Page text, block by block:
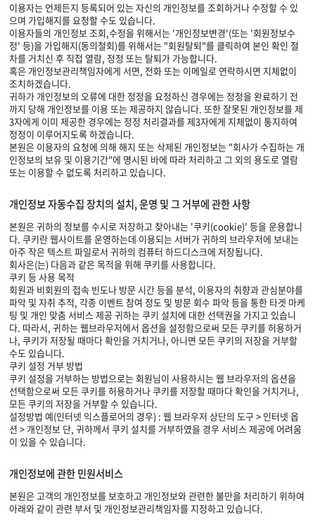
이용자는 언제든지 등록되어 있는 자신의 개인정보를 조회하거나 수정할 수 있
으며 가입해지를 요청할 수도 있습니다.
이용자들의 개인정보 조회,수정을 위해서는 '개인정보변경'(또는 '회원정보수
정' 등)을 가입해지(동의철회)를 위해서는 "회원탈퇴"를 클릭하여 본인 확인 절
차를 거치신 후 직접 열람, 정정 또는 탈퇴가 가능합니다.
혹은 개인정보관리책임자에게 서면, 전화 또는 이메일로 연락하시면 지체없이
조치하겠습니다.
귀하가 개인정보의 오류에 대한 정정을 요청하신 경우에는 정정을 완료하기 전
까지 당해 개인정보를 이용 또는 제공하지 않습니다. 또한 잘못된 개인정보를 제
3자에게 이미 제공한 경우에는 정정 처리결과를 제3자에게 지체없이 통지하여
정정이 이루어지도록 하겠습니다.
본원은 이용자의 요청에 의해 해지 또는 삭제된 개인정보는 "회사가 수집하는 개
인정보의 보유 및 이용기간"에 명시된 바에 따라 처리하고 그 외의 용도로 열람
또는 이용할 수 없도록 처리하고 있습니다.
개인정보 자동수집 장치의 설치, 운영 및 그 거부에 관한 사항
본원은 귀하의 정보를 수시로 저장하고 찾아내는 '쿠키(cookie)' 등을 운용합니
다. 쿠키란 웹사이트를 운영하는데 이용되는 서버가 귀하의 브라우저에 보내는
아주 작은 텍스트 파일로서 귀하의 컴퓨터 하드디스크에 저장됩니다.
회사은(는) 다음과 같은 목적을 위해 쿠키를 사용합니다.
쿠키 등 사용 목적
회원과 비회원의 접속 빈도나 방문 시간 등을 분석, 이용자의 취향과 관심분야를
파악 및 자취 추적, 각종 이벤트 참여 정도 및 방문 회수 파악 등을 통한 타겟 마케
팅 및 개인 맞춤 서비스 제공 귀하는 쿠키 설치에 대한 선택권을 가지고 있습니
다. 따라서, 귀하는 웹브라우저에서 옵션을 설정함으로써 모든 쿠키를 허용하거
나, 쿠키가 저장될 때마다 확인을 거치거나, 아니면 모든 쿠키의 저장을 거부할
수도 있습니다.
쿠키 설정 거부 방법
쿠키 설정을 거부하는 방법으로는 회원님이 사용하시는 웹 브라우저의 옵션을
선택함으로써 모든 쿠키를 허용하거나 쿠키를 저장할 때마다 확인을 거치거나,
모든 쿠키의 저장을 거부할 수 있습니다.
설정방법 예(인터넷 익스플로어의 경우) : 웹 브라우저 상단의 도구 > 인터넷 옵
션 > 개인정보 단, 귀하께서 쿠키 설치를 거부하였을 경우 서비스 제공에 어려움
이 있을 수 있습니다.
개인정보에 관한 민원서비스
본원은 고객의 개인정보를 보호하고 개인정보와 관련한 불만을 처리하기 위하여
아래와 같이 관련 부서 및 개인정보관리책임자를 지정하고 있습니다.